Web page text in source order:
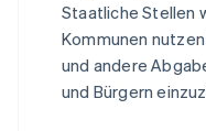
Staatliche Stellen
Kommunen
und andere
und Bürgern